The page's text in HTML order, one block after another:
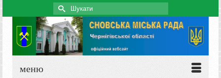
Search
for:
меню